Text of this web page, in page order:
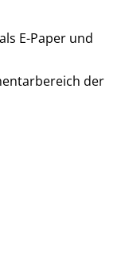
E-Paper und
der